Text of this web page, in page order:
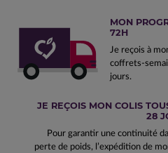
MON
72H
Je reçois à
coffrets-
jours.
JE REÇOIS MON COLIS
28
Pour garantir une continuité
perte de poids, l’expédition de